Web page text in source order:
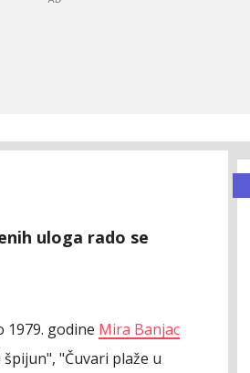
uloga rado se
1979. godine Mira Banjac
"Čuvari plaže u